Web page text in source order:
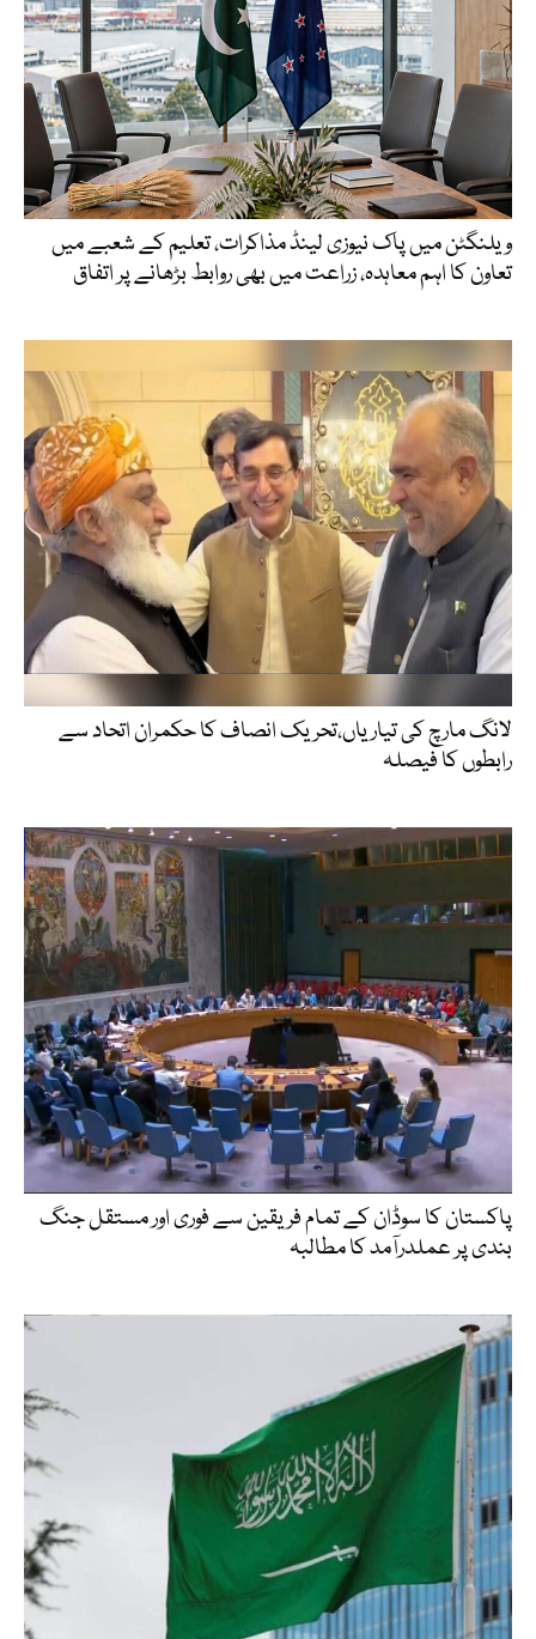
ویلنگٹن میں پاک نیوزی لینڈ مذاکرات، تعلیم کے شعبے میں
تعاون کا اہم معاہدہ، زراعت میں بھی روابط بڑھانے پر اتفاق
لانگ مارچ کی تیاریاں،تحریک انصاف کا حکمران اتحاد سے
رابطوں کا فیصلہ
پاکستان کا سوڈان کے تمام فریقین سے فوری اور مستقل جنگ
بندی پر عملدرآمد کا مطالبہ